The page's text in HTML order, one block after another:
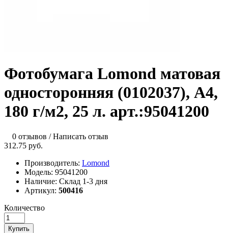
Фотобумага Lomond матовая
односторонняя (0102037), A4,
180 г/м2, 25 л. арт.:95041200
0 отзывов /Написать отзыв
312.75 руб.
Производитель: Lomond
Модель: 95041200
Наличие: Склад 1-3 дня
Артикул: 500416
Количество
Купить